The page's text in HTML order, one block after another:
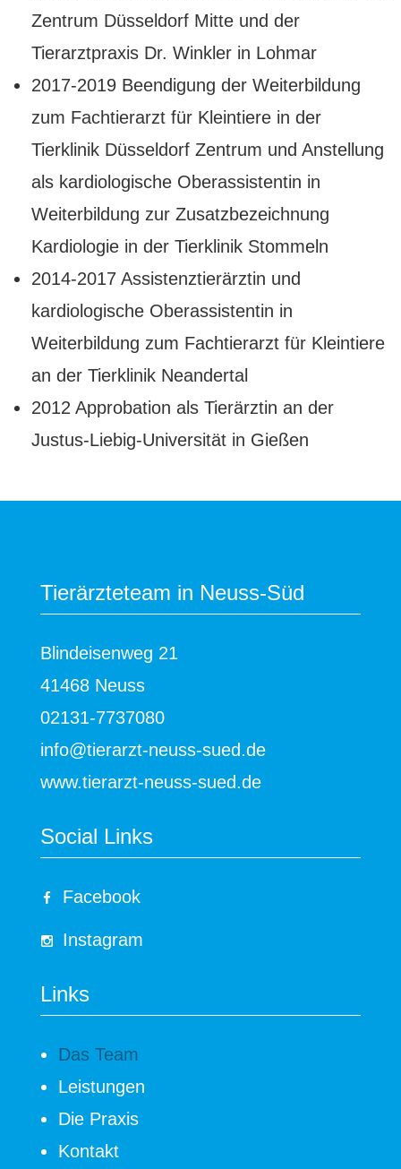
Zentrum Düsseldorf Mitte und der
Tierarztpraxis Dr. Winkler in Lohmar
2017-2019 Beendigung der Weiterbildung
zum Fachtierarzt für Kleintiere in der
Tierklinik Düsseldorf Zentrum und Anstellung
als kardiologische Oberassistentin in
Weiterbildung zur Zusatzbezeichnung
Kardiologie in der Tierklinik Stommeln
2014-2017 Assistenztierärztin und
kardiologische Oberassistentin in
Weiterbildung zum Fachtierarzt für Kleintiere
an der Tierklinik Neandertal
2012 Approbation als Tierärztin an der
Justus-Liebig-Universität in Gießen
Tierärzteteam in Neuss-Süd
Blindeisenweg 21
41468 Neuss
02131-7737080
info@tierarzt-neuss-sued.de
www.tierarzt-neuss-sued.de
Social Links
Facebook
Instagram
Links
Das Team
Leistungen
Die Praxis
Kontakt